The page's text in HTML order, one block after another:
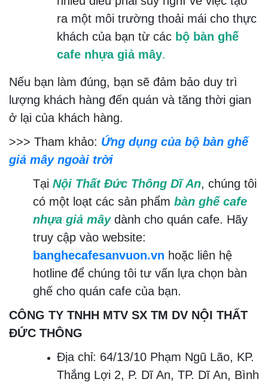
ra một môi trường thoải mái cho thực
khách của bạn từ các bộ bàn ghế
cafe nhựa giả mây.
Nếu bạn làm đúng, bạn sẽ đảm bảo duy trì
lượng khách hàng đến quán và tăng thời gian
ở lại của khách hàng.
>>> Tham khảo: Ứng dụng của bộ bàn ghế
giả mây ngoài trời
Tại Nội Thất Đức Thông Dĩ An, chúng tôi
có một loạt các sản phẩm bàn ghế cafe
nhựa giả mâydành cho quán cafe. Hãy
truy cập vào website:
banghecafesanvuon.vn hoặc liên hệ
hotline để chúng tôi tư vấn lựa chọn bàn
ghế cho quán cafe của bạn.
CÔNG TY TNHH MTV SX TM DV NỘI THẤT
ĐỨC THÔNG
Địa chỉ: 64/13/10 Phạm Ngũ Lão, KP.
Thắng Lợi 2, P. Dĩ An, TP. Dĩ An, Bình